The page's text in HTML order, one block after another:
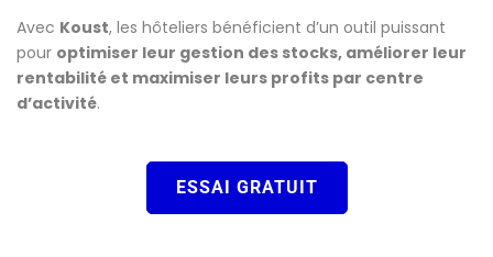
Avec Koust, les hôteliers bénéficient d’un outil puissant
pour optimiser leur gestion des stocks, améliorer leur
rentabilité et maximiser leurs profits par centre
d’activité.
ESSAI GRATUIT